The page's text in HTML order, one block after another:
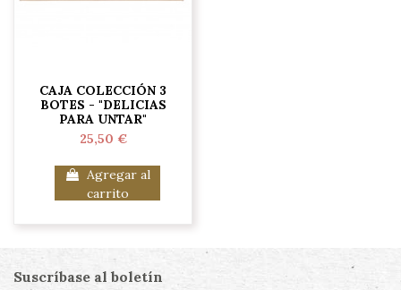
CAJA COLECCIÓN 3
BOTES - "DELICIAS
PARA UNTAR"
25,50 €
Agregar al
carrito
Suscríbase al boletín